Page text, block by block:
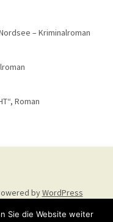
– Kriminalroman
Roman
byWordPress
Sie die Website weiter